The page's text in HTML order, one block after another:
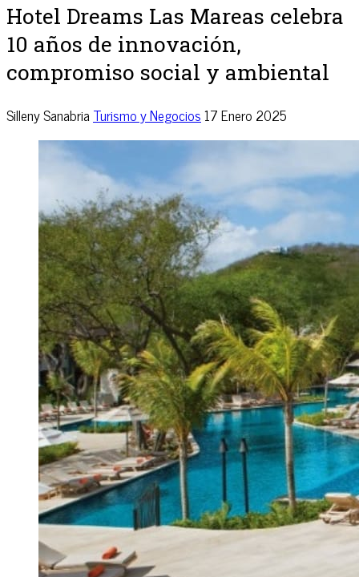
Hotel Dreams Las Mareas celebra
10 años de innovación,
compromiso social y ambiental
Silleny SanabriaTurismo y Negocios17 Enero 2025